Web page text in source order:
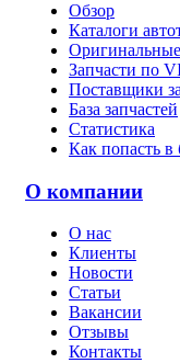
Обзор
Каталоги
Оригинальные
Запчасти по
Поставщики
База запчастей
Статистика
Как попасть в
О компании
О нас
Клиенты
Новости
Статьи
Вакансии
Отзывы
Контакты